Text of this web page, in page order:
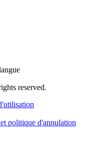
reserved.
politique d'annulation